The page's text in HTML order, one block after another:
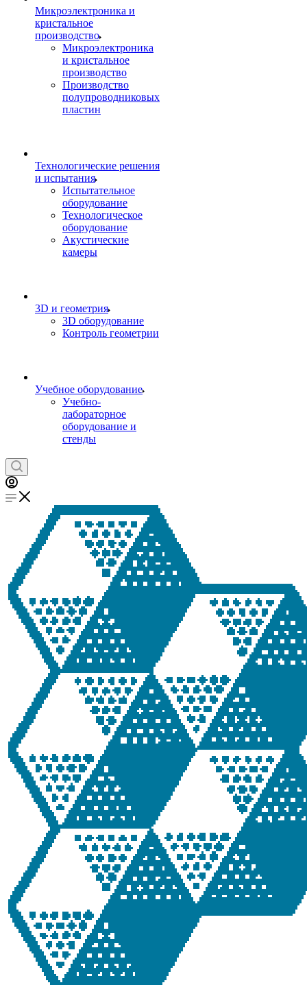
Микроэлектроника и
кристальное
производство
Микроэлектроника
и кристальное
производство
Производство
полупроводниковых
пластин
Технологические решения
и испытания
Испытательное
оборудование
Технологическое
оборудование
Акустические
камеры
3D и геометрия
3D оборудование
Контроль геометрии
Учебное оборудование
Учебно-
лабораторное
оборудование и
стенды